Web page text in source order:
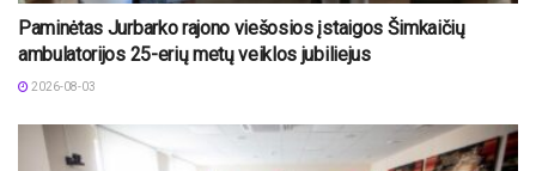
Paminėtas Jurbarko rajono viešosios įstaigos Šimkaičių
ambulatorijos 25-erių metų veiklos jubiliejus
2026-08-03